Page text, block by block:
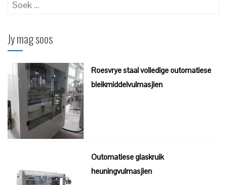
Soek
Jy mag soos
Roesvrye staal volledige outomatiese
bleikmiddelvulmasjien
Outomatiese glaskruik
heuningvulmasjien